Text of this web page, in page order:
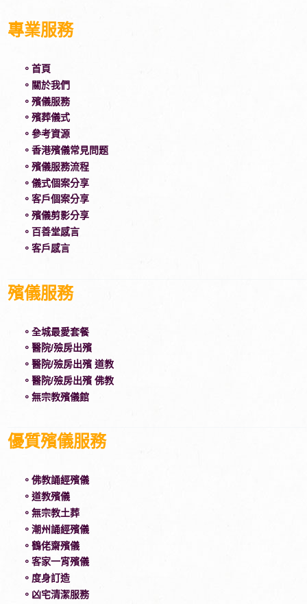
專業服務
。首頁
。關於我們
。殯儀服務
。殯葬儀式
。參考資源
。香港殯儀常見問题
。殯儀服務流程
。儀式個案分享
。客戶個案分享
。殯儀剪影分享
。百善堂感言
。客戶感言
殯儀服務
。全城最愛套餐
。醫院/殮房出殯
。醫院/殮房出殯 道教
。醫院/殮房出殯 佛教
。無宗教殯儀館
優質殯儀服務
。佛教誦經殯儀
。道教殯儀
。無宗教土葬
。潮州誦經殯儀
。鶴佬齋殯儀
。客家一宵殯儀
。度身訂造
。凶宅清潔服務